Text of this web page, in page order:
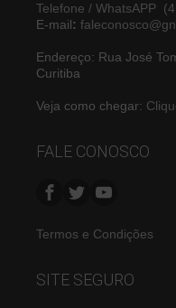
Telefone / WhatsAPP
E-mail:
Endereço: Rua José
Curitiba
Veja como chegar:
FALE CONOSCO
Termos e Condições
SITE SEGURO